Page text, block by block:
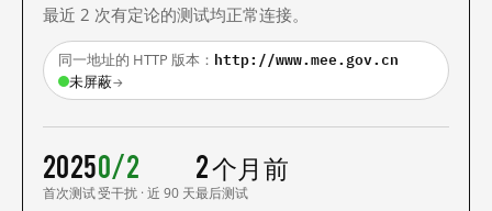
最近 2 次有定论的测试均正常连接。
同一地址的 HTTP 版本： http://www.mee.gov.cn
未屏蔽→
2025
首次测试
0/2
受干扰 · 近 90 天
2 个月前
最后测试